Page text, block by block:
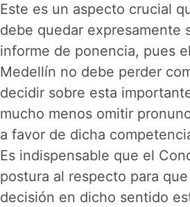
Este es un aspecto crucial
debe quedar expresamente
informe de ponencia, pues
Medellín no debe perder
decidir sobre esta
mucho menos omitir
a favor de dicha
Es indispensable que el
postura al respecto para
decisión en dicho sentido